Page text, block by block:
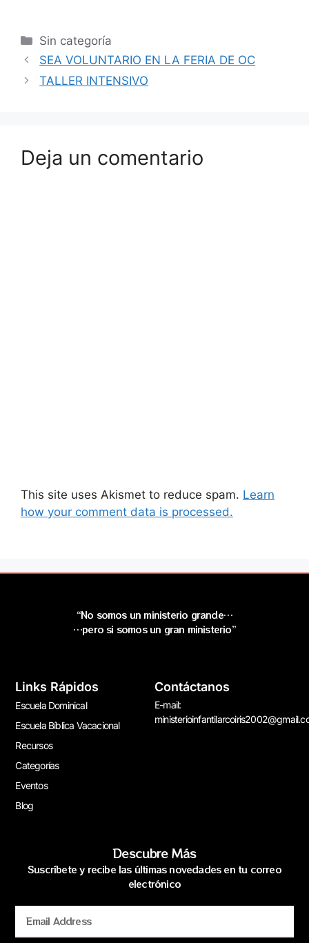
Sin categoría
SEA VOLUNTARIO EN LA FERIA DE OC
TALLER INTENSIVO
Deja un comentario
This site uses Akismet to reduce spam. Learn
how your comment data is processed.
“No somos un ministerio grande…
…pero si somos un gran ministerio”
Links Rápidos
Escuela Dominical
Escuela Bíblica Vacacional
Recursos
Categorías
Eventos
Blog
Contáctanos
E-mail:
Descubre Más
Suscríbete y recibe las últimas novedades en tu correo
electrónico